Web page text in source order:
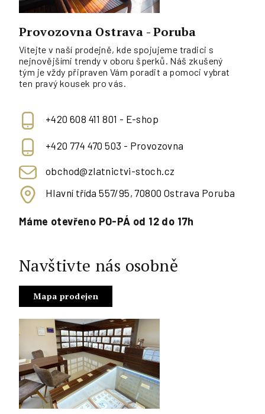
Provozovna Ostrava - Poruba
Vítejte v naší prodejně, kde spojujeme tradici s
nejnovějšími trendy v oboru šperků. Náš zkušený
tým je vždy připraven Vám poradit a pomoci vybrat
ten pravý kousek pro vás.
+420 608 411 801 - E-shop
+420 774 470 503 - Provozovna
obchod@zlatnictvi-stoch.cz
Hlavní třída 557/95, 70800 Ostrava Poruba
Máme otevřeno PO-PÁ od 12 do 17h
Navštivte nás osobně
Mapa prodejen